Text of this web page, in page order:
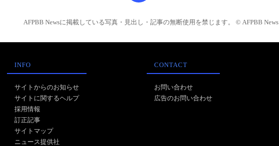
AFPBB Newsに掲載している写真・見出し・記事の無断使用を禁じます。 © AFPBB News
INFO
サイトからのお知らせ
サイトに関するヘルプ
採用情報
訂正記事
サイトマップ
ニュース提供社
CONTACT
お問い合わせ
広告のお問い合わせ